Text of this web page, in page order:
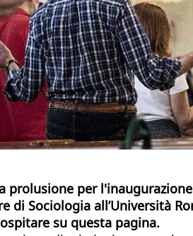
per
di Sociologia all’Università
su questa pagina.